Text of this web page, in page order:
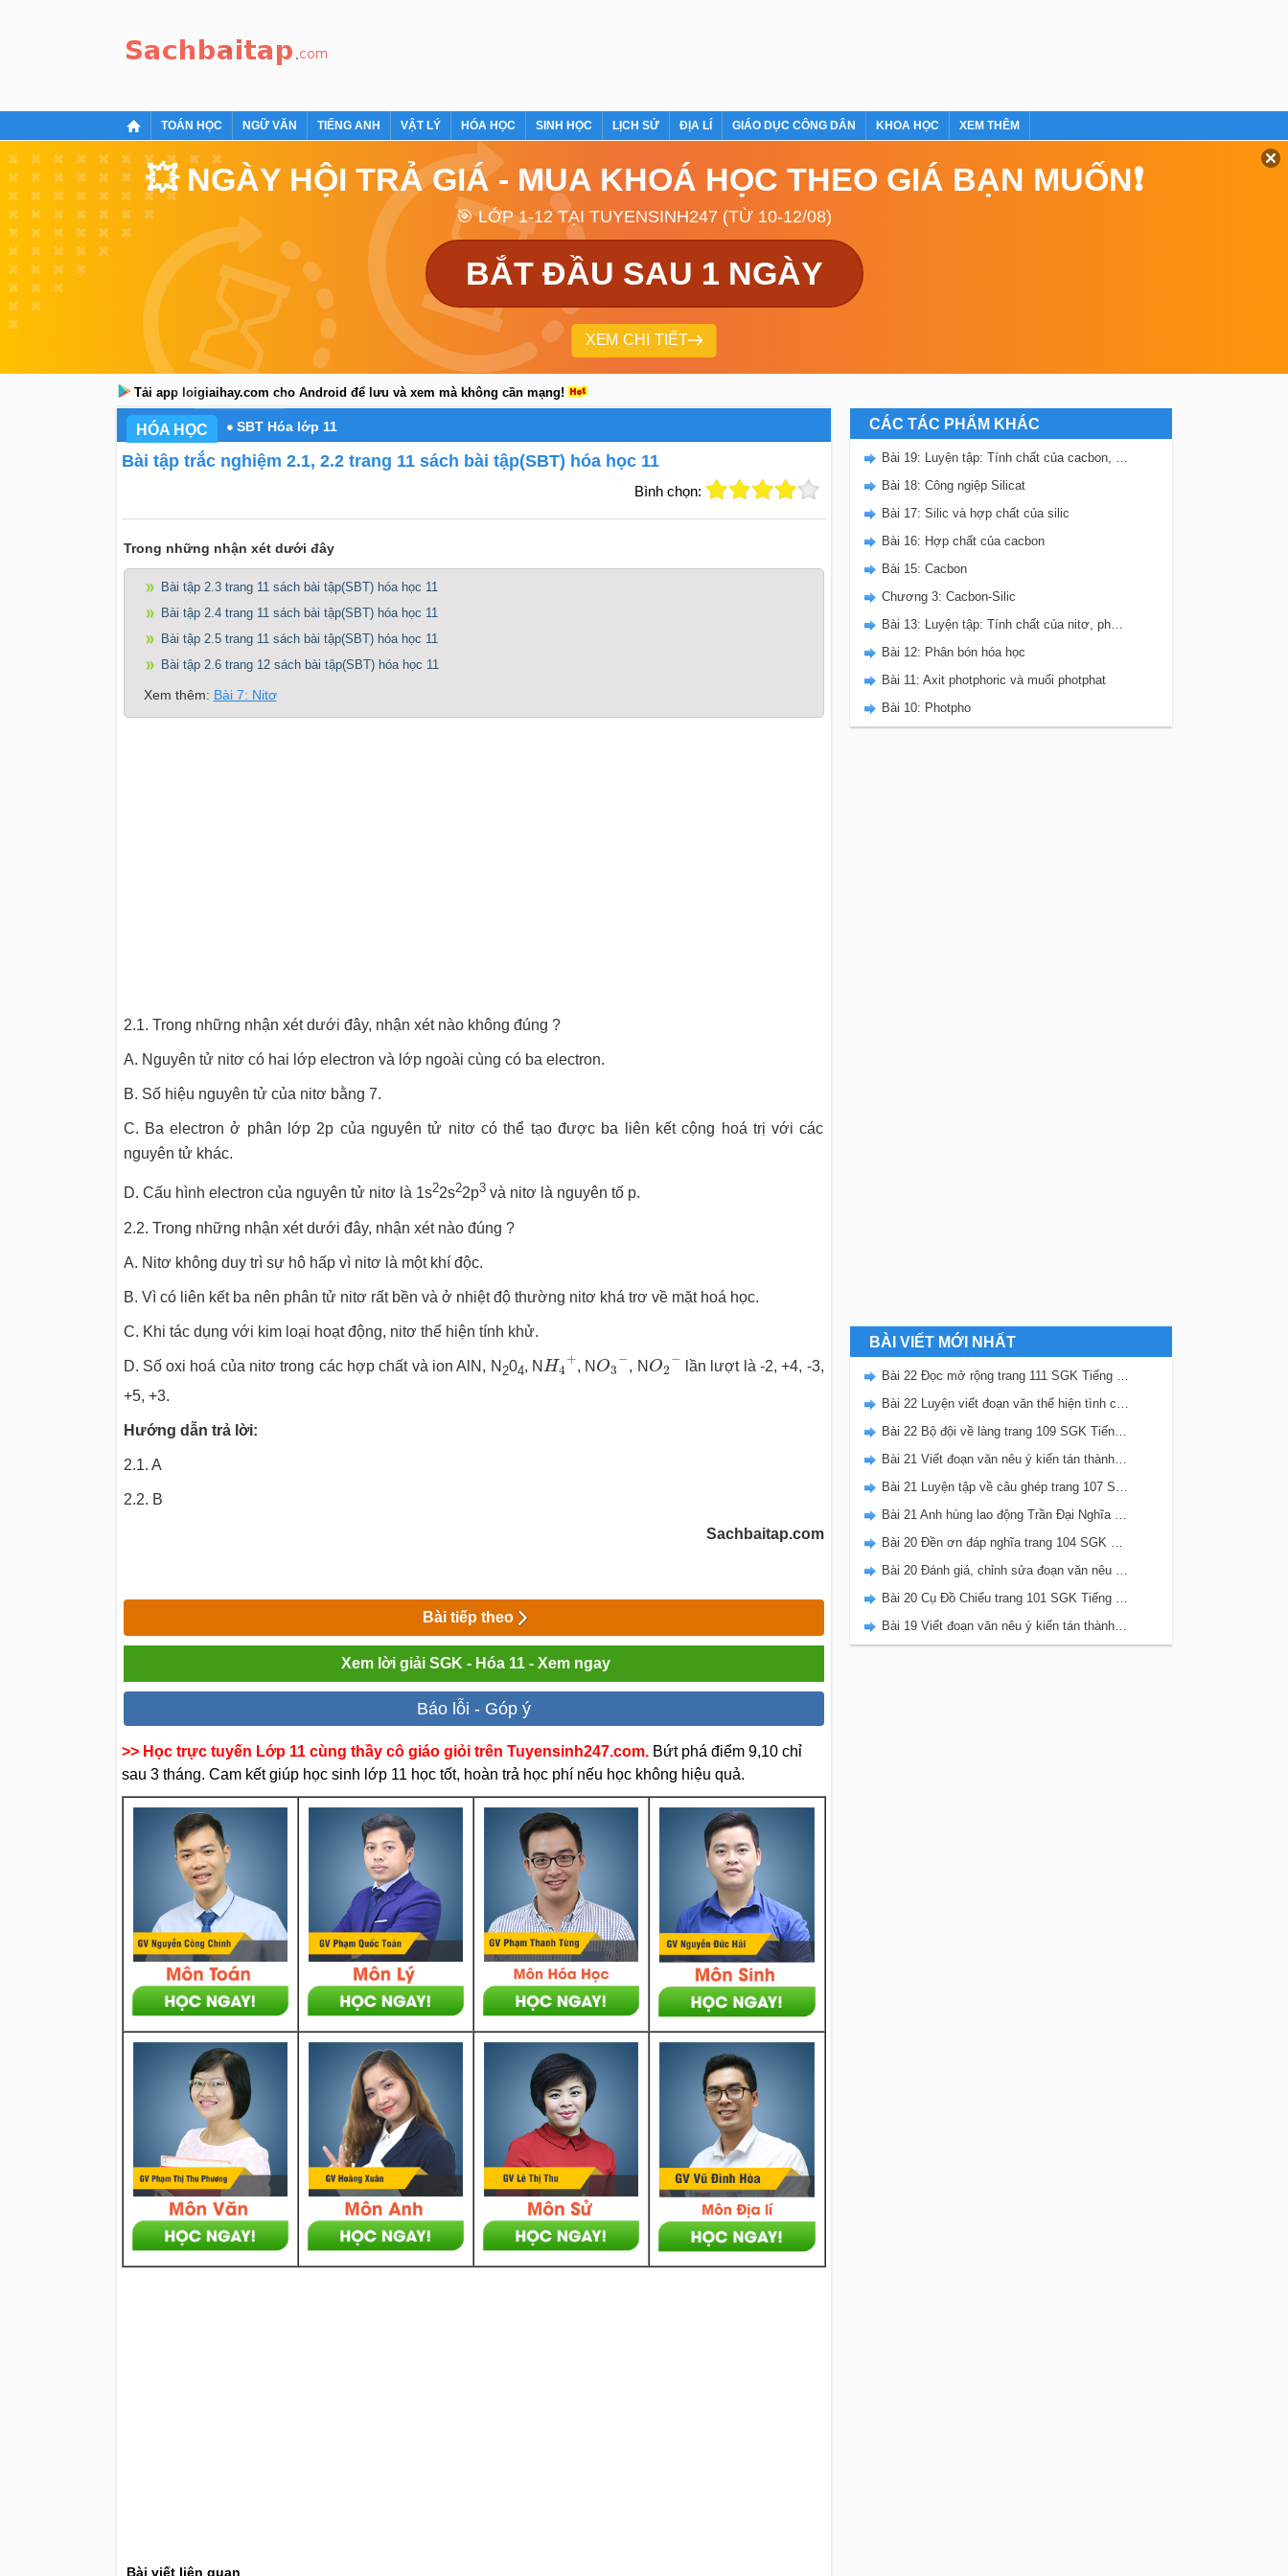
TOÁN HỌC NGỮ VĂN TIẾNG ANH VẬT LÝ HÓA HỌC SINH HỌC LỊCH SỬ ĐỊA LÍ GIÁO DỤC CÔNG DÂN KHOA HỌC XEM THÊM
💥 NGÀY HỘI TRẢ GIÁ - MUA KHOÁ HỌC THEO GIÁ BẠN MUỐN❗
🎯 LỚP 1-12 TẠI TUYENSINH247 (TỪ 10-12/08)
BẮT ĐẦU SAU 1 NGÀY
XEM CHI TIẾT
Tải app loigiaihay.com cho Android để lưu và xem mà không cần mạng!
HÓA HỌC SBT Hóa lớp 11
Bài tập trắc nghiệm 2.1, 2.2 trang 11 sách bài tập(SBT) hóa học 11
Bình chọn:
Trong những nhận xét dưới đây
Bài tập 2.3 trang 11 sách bài tập(SBT) hóa học 11
Bài tập 2.4 trang 11 sách bài tập(SBT) hóa học 11
Bài tập 2.5 trang 11 sách bài tập(SBT) hóa học 11
Bài tập 2.6 trang 12 sách bài tập(SBT) hóa học 11
Xem thêm: Bài 7: Nitơ
2.1. Trong những nhận xét dưới đây, nhận xét nào không đúng ?
A. Nguyên tử nitơ có hai lớp electron và lớp ngoài cùng có ba electron.
B. Số hiệu nguyên tử của nitơ bằng 7.
C. Ba electron ở phân lớp 2p của nguyên tử nitơ có thể tạo được ba liên kết cộng hoá trị với các
nguyên tử khác.
D. Cấu hình electron của nguyên tử nitơ là 1s22s22p3và nitơ là nguyên tố p.
2.2. Trong những nhận xét dưới đây, nhận xét nào đúng ?
A. Nitơ không duy trì sự hô hấp vì nitơ là một khí độc.
B. Vì có liên kết ba nên phân tử nitơ rất bền và ở nhiệt độ thường nitơ khá trơ về mặt hoá học.
C. Khi tác dụng với kim loại hoạt động, nitơ thể hiện tính khử.
D. Số oxi hoá của nitơ trong các hợp chất và ion AlN, N 204, NH4
+
H4+
, N O3
−
O 3−
, N O2
−
O 2−
lần lượt là -2, +4, -3,
+5, +3.
Hướng dẫn trả lời:
2.1. A
2.2. B
Sachbaitap.com
Bài tiếp theo
Xem lời giải SGK - Hóa 11 - Xem ngay
Báo lỗi - Góp ý
>> Học trực tuyến Lớp 11 cùng thầy cô giáo giỏi trên Tuyensinh247.com. Bứt phá điểm 9,10 chỉ
sau 3 tháng. Cam kết giúp học sinh lớp 11 học tốt, hoàn trả học phí nếu học không hiệu quả.
Bài viết liên quan
CÁC TÁC PHẨM KHÁC
Bài 19: Luyện tập: Tính chất của cacbon, silic và các hợp chất của chúng
Bài 18: Công ngiệp Silicat
Bài 17: Silic và hợp chất của silic
Bài 16: Hợp chất của cacbon
Bài 15: Cacbon
Chương 3: Cacbon-Silic
Bài 13: Luyện tập: Tính chất của nitơ, photpho và các hợp chất của chúng
Bài 12: Phân bón hóa học
Bài 11: Axit photphoric và muối photphat
Bài 10: Photpho
BÀI VIẾT MỚI NHẤT
Bài 22 Đọc mở rộng trang 111 SGK Tiếng Việt 5 Kết nối tri thức tập 2
Bài 22 Luyện viết đoạn văn thể hiện tình cảm, cảm xúc về một sự việc trang 111 SGK Tiếng Việt 5 Kết nối tri thức tập 2
Bài 22 Bộ đội về làng trang 109 SGK Tiếng Việt 5 Kết nối tri thức tập 2
Bài 21 Viết đoạn văn nêu ý kiến tán thành một sự việc, hiện tượng (Bài viết số 2) trang 108 SGK Tiếng Việt 5 Kết nối tri thức tập 2
Bài 21 Luyện tập về câu ghép trang 107 SGK Tiếng Việt 5 Kết nối tri thức tập 2
Bài 21 Anh hùng lao động Trần Đại Nghĩa trang 106 SGK Tiếng Việt 5 Kết nối tri thức tập 2
Bài 20 Đền ơn đáp nghĩa trang 104 SGK Tiếng Việt 5 Kết nối tri thức tập 2
Bài 20 Đánh giá, chỉnh sửa đoạn văn nêu ý kiến tán thành một sự vật, hiện tượng trang 103 SGK Tiếng Việt 5 Kết nối tri thức tập 2
Bài 20 Cụ Đồ Chiểu trang 101 SGK Tiếng Việt 5 Kết nối tri thức tập 2
Bài 19 Viết đoạn văn nêu ý kiến tán thành một sự việc, hiện tượng (Bài viết số 1) trang 100 SGK Tiếng Việt 5 Kết nối tri thức tập 2